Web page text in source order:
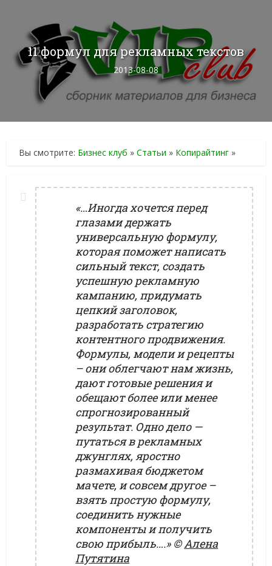
11 формул для рекламных текстов
2013-08-08
Вы смотрите: Бизнес клуб »Статьи » Копирайтинг »
«…Иногда хочется перед
глазами держать
универсальную формулу,
которая поможет написать
сильный текст, создать
успешную рекламную
кампанию, придумать
цепкий заголовок,
разработать стратегию
контентного продвижения.
Формулы, модели и рецепты
– они облегчают нам жизнь,
дают готовые решения и
обещают более или менее
спрогнозированный
результат. Одно дело —
путаться в рекламных
джунглях, яростно
размахивая бюджетом
мачете, и совсем другое –
взять простую формулу,
соединить нужные
компоненты и получить
свою прибыль….»©Алена
Путятина